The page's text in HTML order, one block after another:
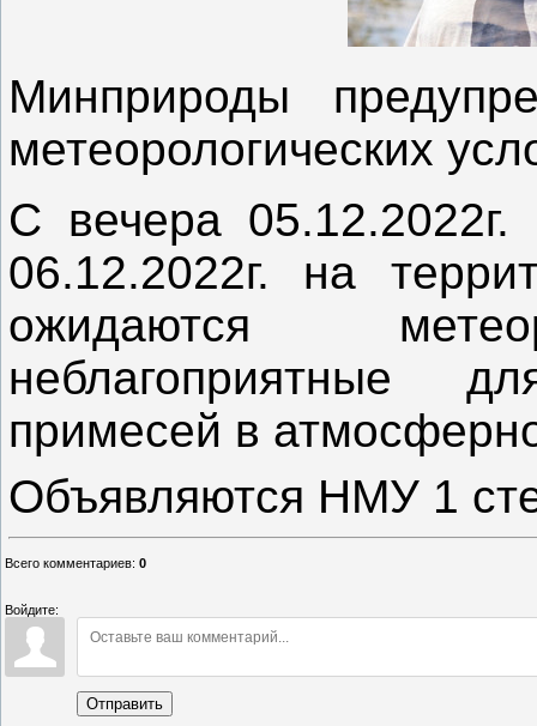
Минприроды
метеорологических
С вечера
06.12.2022г. на
ожидаются
неблагоприятные
примесей в
Объявляются НМУ 1
Всего комментариев: 0
Войдите:
Отправить